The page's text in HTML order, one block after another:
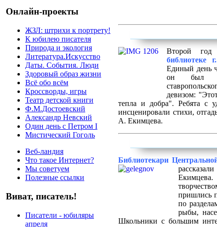
Онлайн-проекты
ЖЗЛ: штрихи к портрету!
К юбилею писателя
Природа и экология
Литература.Искусство
Даты. События. Люди
Здоровый образ жизни
Всё обо всём
Кроссворды, игры
Театр детской книги
Ф.М.Достоевский
Александр Невский
Один день с Петром I
Мистический Гоголь
Веб-ландия
Что такое Интернет?
Мы советуем
Полезные ссылки
Виват, писатель!
Писатели - юбиляры
апреля
Второй
библиотеке
Единый день
он был
девизом:
тепла и добра". Ребята с
инсценировали стихи,
А. Екимцева.
Библиотекари
пришлись
по
рыбы,
Школьники с большим